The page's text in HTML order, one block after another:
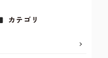
カテゴリ